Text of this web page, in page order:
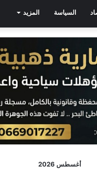
السياسة المزيد
أغسطس 2026